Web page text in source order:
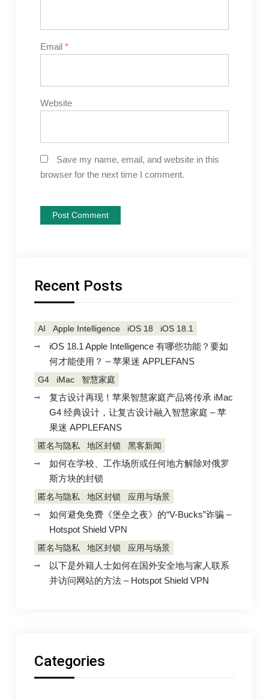
Email *
Website
Save my name, email, and website in this
browser for the next time I comment.
Recent Posts
AI Apple Intelligence iOS 18 iOS 18.1
iOS 18.1 Apple Intelligence 有哪些功能？要如
何才能使用？ – 苹果迷 APPLEFANS
G4 iMac 智慧家庭
复古设计再现！苹果智慧家庭产品将传承 iMac
G4 经典设计，让复古设计融入智慧家庭 – 苹
果迷 APPLEFANS
匿名与隐私 地区封锁 黑客新闻
如何在学校、工作场所或任何地方解除对俄罗
斯方块的封锁
匿名与隐私 地区封锁 应用与场景
如何避免免费《堡垒之夜》的“V-Bucks”诈骗 –
Hotspot Shield VPN
匿名与隐私 地区封锁 应用与场景
以下是外籍人士如何在国外安全地与家人联系
并访问网站的方法 – Hotspot Shield VPN
Categories